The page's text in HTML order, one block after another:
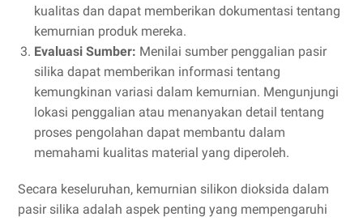
kualitas dan dapat memberikan dokumentasi tentang
kemurnian produk mereka.
Evaluasi Sumber: Menilai sumber penggalian pasir
silika dapat memberikan informasi tentang
kemungkinan variasi dalam kemurnian. Mengunjungi
lokasi penggalian atau menanyakan detail tentang
proses pengolahan dapat membantu dalam
memahami kualitas material yang diperoleh.
Secara keseluruhan, kemurnian silikon dioksida dalam
pasir silika adalah aspek penting yang mempengaruhi